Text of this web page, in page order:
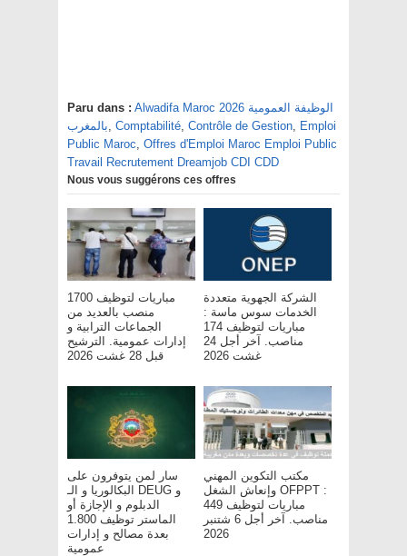
Paru dans : Alwadifa Maroc 2026 الوظيفة العمومية
بالمغرب, Comptabilité, Contrôle de Gestion, Emploi
Public Maroc, Offres d'Emploi Maroc Emploi Public
Travail Recrutement Dreamjob CDI CDD
Nous vous suggérons ces offres
مباريات لتوظيف 1700
منصب بالعديد من
الجماعات الترابية و
إدارات عمومية. الترشيح
قبل 28 غشت 2026
الشركة الجهوية متعددة
الخدمات سوس ماسة :
مباريات لتوظيف 174
مناصب. آخر أجل 24
غشت 2026
سار لمن يتوفرون على
البكالوريا و الـ DEUG و
الدبلوم و الإجازة أو
الماستر توظيف 1.800
بعدة مصالح و إدارات
عمومية
مكتب التكوين المهني
وإنعاش الشغل OFPPT :
مباريات لتوظيف 449
مناصب. آخر أجل 6 شتنبر
2026